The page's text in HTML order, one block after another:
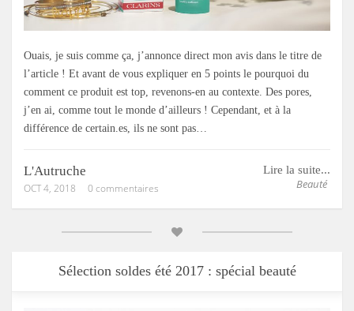
Ouais, je suis comme ça, j’annonce direct mon avis dans le titre de
l’article ! Et avant de vous expliquer en 5 points le pourquoi du
comment ce produit est top, revenons-en au contexte. Des pores,
j’en ai, comme tout le monde d’ailleurs ! Cependant, et à la
différence de certain.es, ils ne sont pas…
Lire la suite...
Beauté
L'Autruche
OCT 4, 2018 0 commentaires
Sélection soldes été 2017 : spécial beauté